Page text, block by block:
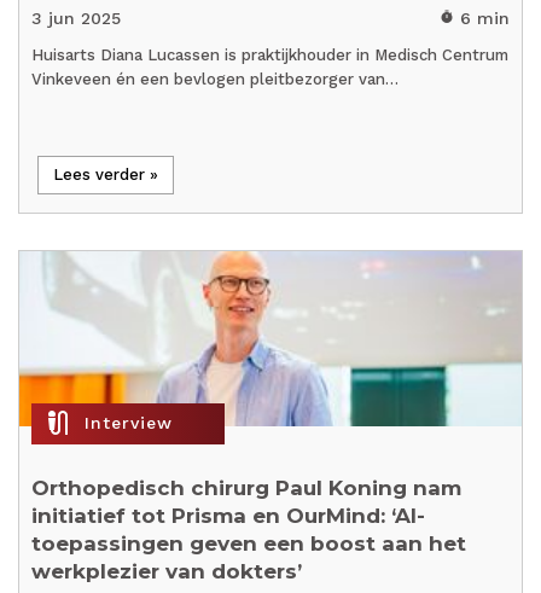
3 jun 2025 timer 6 min
Huisarts Diana Lucassen is praktijkhouder in Medisch Centrum
Vinkeveen én een bevlogen pleitbezorger van…
Lees verder »
mic_external_on Interview
Orthopedisch chirurg Paul Koning nam
initiatief tot Prisma en OurMind: ‘AI-
toepassingen geven een boost aan het
werkplezier van dokters’